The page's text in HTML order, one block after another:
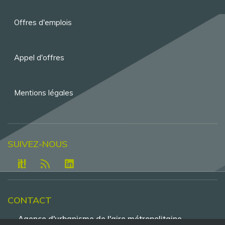
de
Offres d'emplois
Appel d'offres
Mentions légales
CONTACT
Agence d'urbanisme de l'aire métropolitaine
SUIVEZ-NOUS